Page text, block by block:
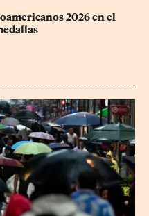
2026 en el